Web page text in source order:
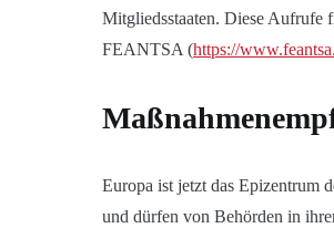
Mitgliedsstaaten. Diese Aufrufe
FEANTSA (https://
Europa ist jetzt das Epizentrum
und dürfen von Behörden in